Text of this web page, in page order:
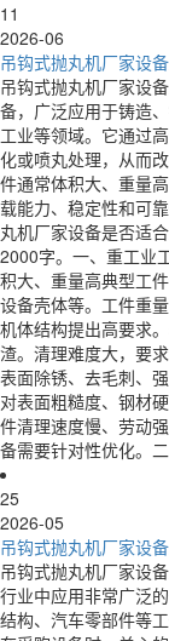
11
2026-06
吊钩式抛丸机厂家设
吊钩式抛丸机厂家设
备，广泛应用于铸造
工业等领域。它通过
化或喷丸处理，从而
件通常体积大、重量
载能力、稳定性和可
丸机厂家设备是否适
2000字。一、重工业
积大、重量高典型工
设备壳体等。工件重
机体结构提出高要求
渣。清理难度大，要
表面除锈、去毛刺、
对表面粗糙度、钢材
件清理速度慢、劳动
备需要针对性优化。
25
2026-05
吊钩式抛丸机厂家设
吊钩式抛丸机厂家设
行业中应用非常广泛
结构、汽车零部件等